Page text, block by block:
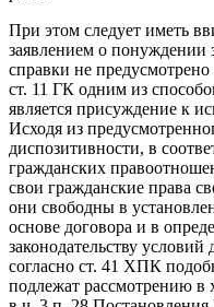
При этом следует иметь
заявлением о понуждении
справки не
ст. 11 ГК одним из
является присуждение к
Исходя из
диспозитивности, в
гражданских
свои гражданские права
они свободны в
основе договора и в
законодательству условий
согласно ст. 41 ХПК
подлежат рассмотрению в